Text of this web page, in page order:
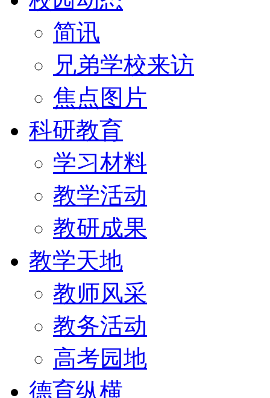
简讯
兄弟学校来访
焦点图片
科研教育
学习材料
教学活动
教研成果
教学天地
教师风采
教务活动
高考园地
德育纵横